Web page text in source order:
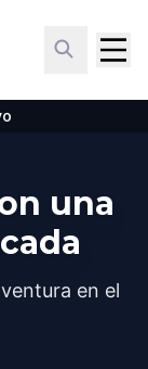
una
en el